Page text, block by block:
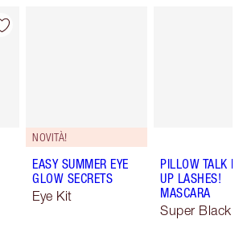
NOVITÀ!
EASY SUMMER EYE
GLOW SECRETS
Eye Kit
PILLOW TALK
UP LASHES!
MASCARA
Super Black